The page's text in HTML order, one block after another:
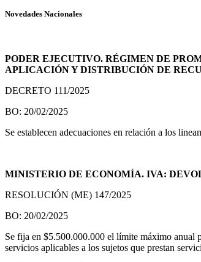
Novedades Nacionales
PODER EJECUTIVO. RÉGIMEN DE
APLICACIÓN Y DISTRIBUCIÓN DE
DECRETO 111/2025
BO: 20/02/2025
Se establecen adecuaciones en relación a los
MINISTERIO DE ECONOMÍA. IVA:
RESOLUCIÓN (ME) 147/2025
BO: 20/02/2025
Se fija en $5.500.000.000 el límite máximo anual
servicios aplicables a los sujetos que prestan